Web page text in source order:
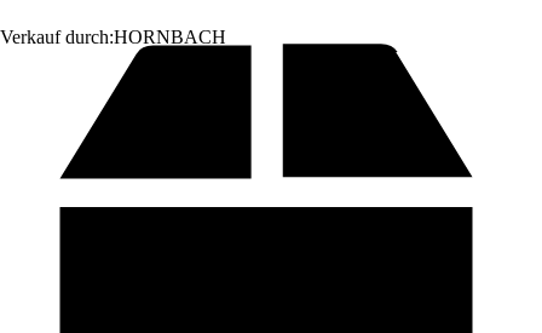
Verkauf durch:HORNBACH